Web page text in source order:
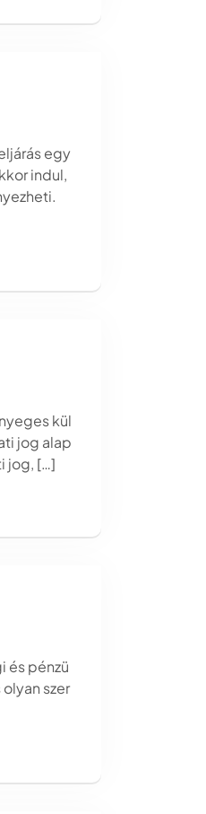
egy
indul,
kül
jog alap
jog, […]
és pénzü
szer